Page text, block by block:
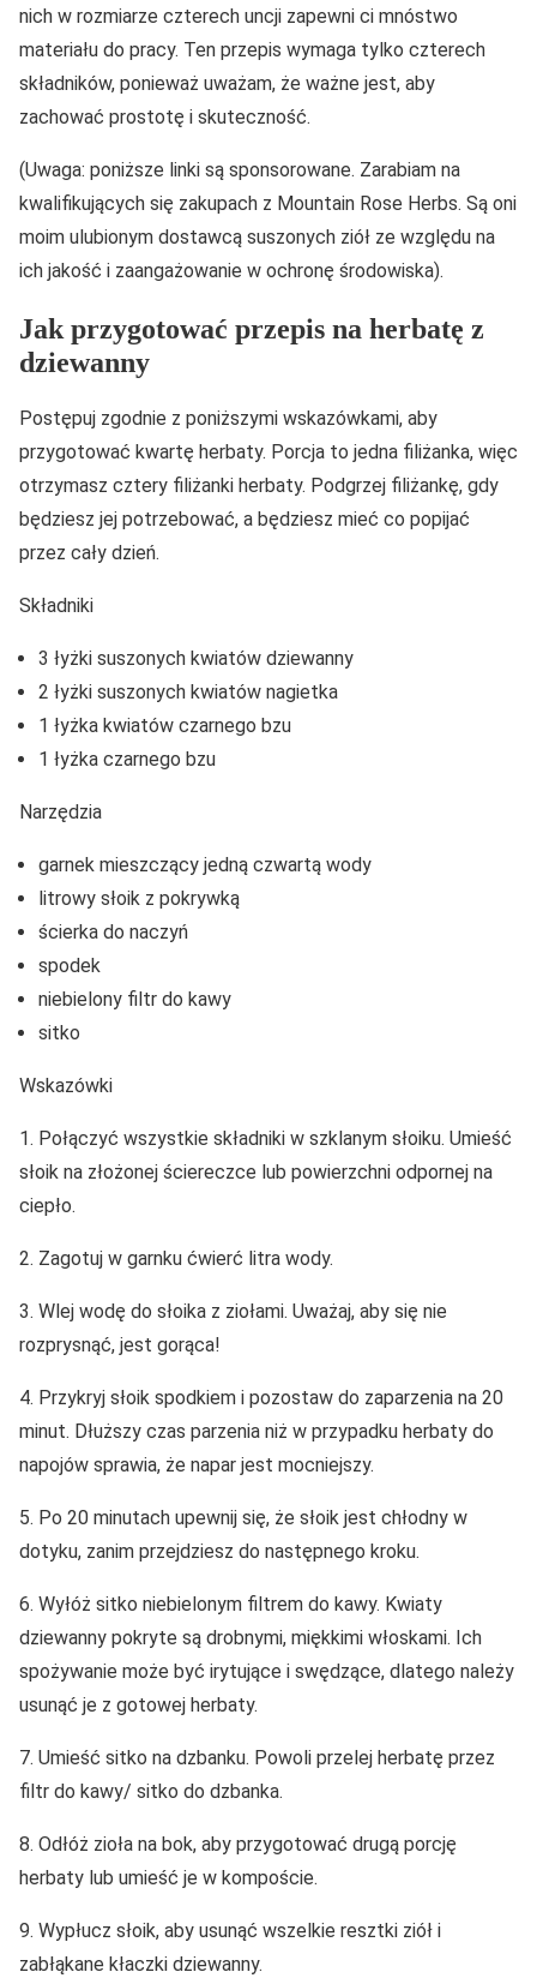
nich w rozmiarze czterech uncji zapewni ci mnóstwo
materiału do pracy. Ten przepis wymaga tylko czterech
składników, ponieważ uważam, że ważne jest, aby
zachować prostotę i skuteczność.
(Uwaga: poniższe linki są sponsorowane. Zarabiam na
kwalifikujących się zakupach z Mountain Rose Herbs. Są oni
moim ulubionym dostawcą suszonych ziół ze względu na
ich jakość i zaangażowanie w ochronę środowiska).
Jak przygotować przepis na herbatę z
dziewanny
Postępuj zgodnie z poniższymi wskazówkami, aby
przygotować kwartę herbaty. Porcja to jedna filiżanka, więc
otrzymasz cztery filiżanki herbaty. Podgrzej filiżankę, gdy
będziesz jej potrzebować, a będziesz mieć co popijać
przez cały dzień.
Składniki
3 łyżki suszonych kwiatów dziewanny
2 łyżki suszonych kwiatów nagietka
1 łyżka kwiatów czarnego bzu
1 łyżka czarnego bzu
Narzędzia
garnek mieszczący jedną czwartą wody
litrowy słoik z pokrywką
ścierka do naczyń
spodek
niebielony filtr do kawy
sitko
Wskazówki
1. Połączyć wszystkie składniki w szklanym słoiku. Umieść
słoik na złożonej ściereczce lub powierzchni odpornej na
ciepło.
2. Zagotuj w garnku ćwierć litra wody.
3. Wlej wodę do słoika z ziołami. Uważaj, aby się nie
rozprysnąć, jest gorąca!
4. Przykryj słoik spodkiem i pozostaw do zaparzenia na 20
minut. Dłuższy czas parzenia niż w przypadku herbaty do
napojów sprawia, że napar jest mocniejszy.
5. Po 20 minutach upewnij się, że słoik jest chłodny w
dotyku, zanim przejdziesz do następnego kroku.
6. Wyłóż sitko niebielonym filtrem do kawy. Kwiaty
dziewanny pokryte są drobnymi, miękkimi włoskami. Ich
spożywanie może być irytujące i swędzące, dlatego należy
usunąć je z gotowej herbaty.
7. Umieść sitko na dzbanku. Powoli przelej herbatę przez
filtr do kawy/ sitko do dzbanka.
8. Odłóż zioła na bok, aby przygotować drugą porcję
herbaty lub umieść je w kompoście.
9. Wypłucz słoik, aby usunąć wszelkie resztki ziół i
zabłąkane kłaczki dziewanny.